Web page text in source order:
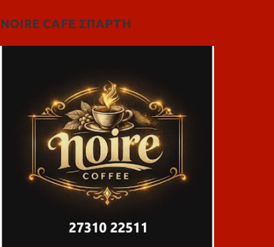
NOIRE CAFE ΣΠΑΡΤΗ